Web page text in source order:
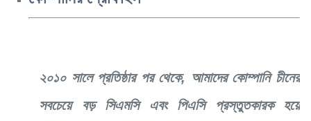
২০১০ সালে প্রতিষ্ঠার পর থেকে, আমাদের কোম্পানি চীনের
সবচেয়ে বড় সিএমসি এবং পিএসি প্রস্তুতকারক হয়ে